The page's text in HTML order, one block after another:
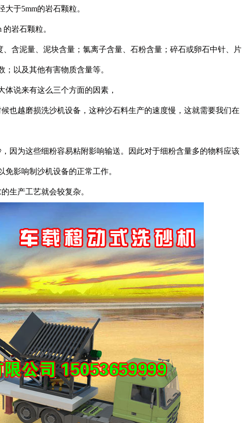
于5mm的岩石颗粒。
岩石颗粒。
含泥量、泥块含量；氯离子含量、石粉含量；碎石或卵石中针、片
；以及其他有害物质含量等。
说来有这么三个方面的因素，
也越磨损洗沙机设备，这种沙石料生产的速度慢，这就需要我们在
因为这些细粉容易粘附影响输送。因此对于细粉含量多的物料应该
影响制沙机设备的正常工作。
生产工艺就会较复杂。